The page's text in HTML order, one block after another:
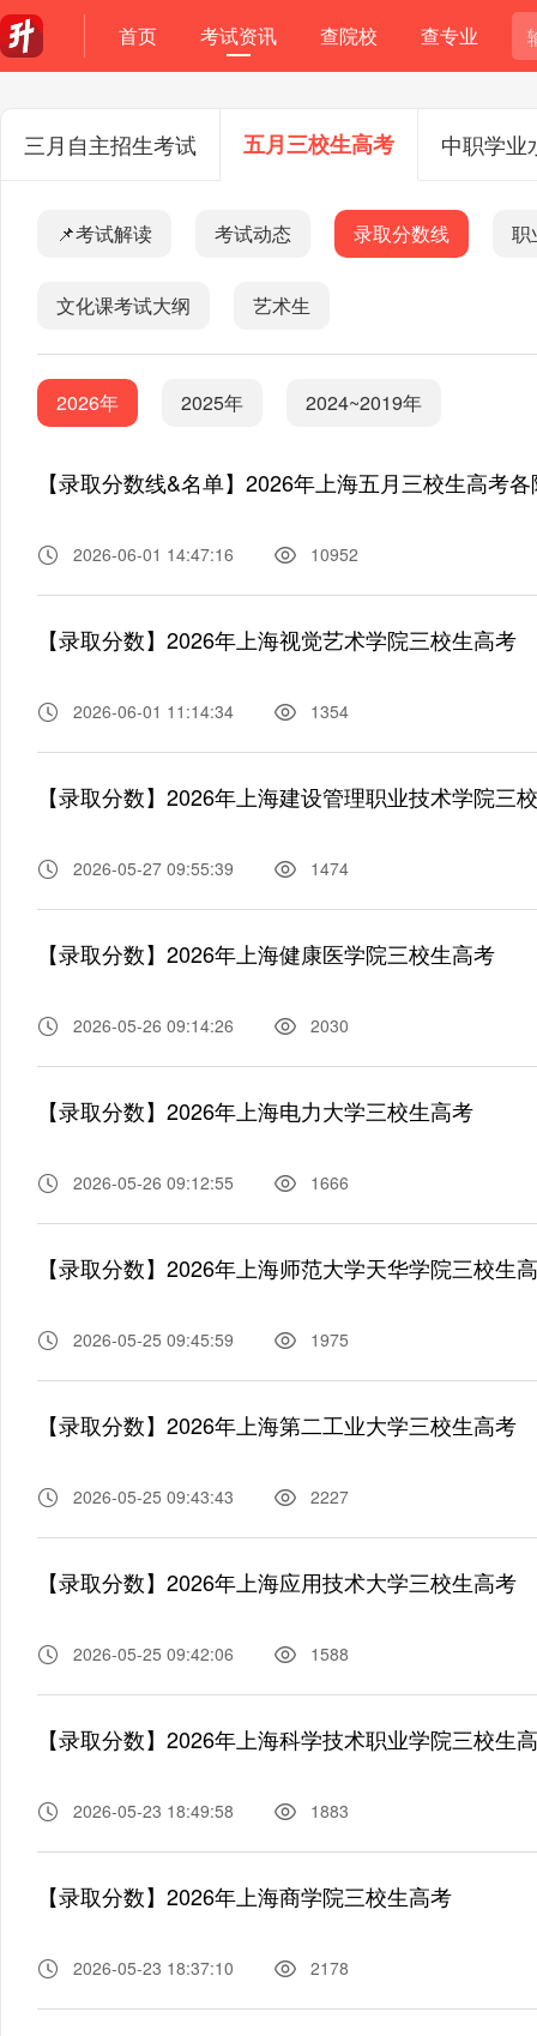
首页 考试资讯 查院校 查专业
三月自主招生考试 五月三校生高考 中职学业
📌考试解读 考试动态 录取分数线 职
文化课考试大纲 艺术生
2026年 2025年 2024~2019年
2026-06-01 14:47:16 10952
【录取分数】2026年上海视觉艺术学院三校生高考
2026-06-01 11:14:34 1354
【录取分数】2026年上海建设管理职业技术学院三
2026-05-27 09:55:39 1474
【录取分数】2026年上海健康医学院三校生高考
2026-05-26 09:14:26 2030
【录取分数】2026年上海电力大学三校生高考
2026-05-26 09:12:55 1666
【录取分数】2026年上海师范大学天华学院三校生
2026-05-25 09:45:59 1975
【录取分数】2026年上海第二工业大学三校生高考
2026-05-25 09:43:43 2227
【录取分数】2026年上海应用技术大学三校生高考
2026-05-25 09:42:06 1588
【录取分数】2026年上海科学技术职业学院三校生
2026-05-23 18:49:58 1883
【录取分数】2026年上海商学院三校生高考
2026-05-23 18:37:10 2178